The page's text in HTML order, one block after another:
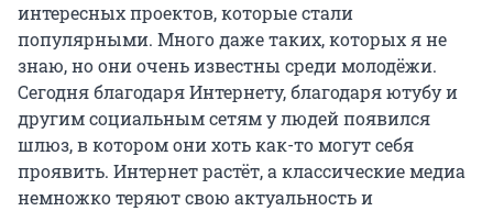
интересных проектов, которые стали
популярными. Много даже таких, которых я не
знаю, но они очень известны среди молодёжи.
Сегодня благодаря Интернету, благодаря ютубу и
другим социальным сетям у людей появился
шлюз, в котором они хоть как-то могут себя
проявить. Интернет растёт, а классические медиа
немножко теряют свою актуальность и